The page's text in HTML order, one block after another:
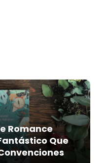
Romance
Que